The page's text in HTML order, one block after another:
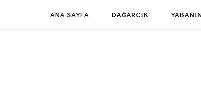
ANA SAYFA DAĞARCIK